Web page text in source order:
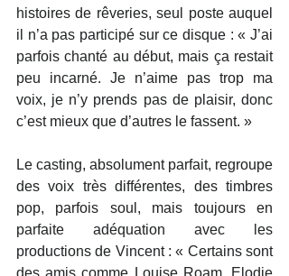
histoires de rêveries, seul poste auquel
il n’a pas participé sur ce disque : « J’ai
parfois chanté au début, mais ça restait
peu incarné. Je n’aime pas trop ma
voix, je n’y prends pas de plaisir, donc
c’est mieux que d’autres le fassent. »
Le casting, absolument parfait, regroupe
des voix très différentes, des timbres
pop, parfois soul, mais toujours en
parfaite adéquation avec les
productions de Vincent : « Certains sont
des amis comme Louise Roam, Elodie